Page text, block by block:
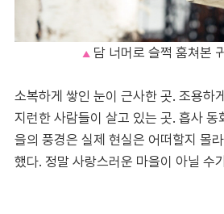
▲ 담 너머로 슬쩍 훔쳐본
소복하게 쌓인 눈이 근사한 곳. 조용하
지런한 사람들이 살고 있는 곳. 흡사 동
을의 풍경은 실제 현실은 어떠할지 몰
했다. 정말 사랑스러운 마을이 아닐 수